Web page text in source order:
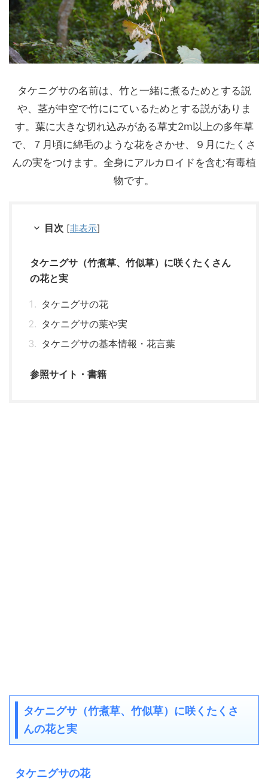
タケニグサの名前は、竹と一緒に煮るためとする説
や、茎が中空で竹ににているためとする説がありま
す。葉に大きな切れ込みがある草丈2m以上の多年草
で、７月頃に綿毛のような花をさかせ、９月にたくさ
んの実をつけます。全身にアルカロイドを含む有毒植
物です。
目次 [非表示]
タケニグサ（竹煮草、竹似草）に咲くたくさん
の花と実
タケニグサの花
タケニグサの葉や実
タケニグサの基本情報・花言葉
参照サイト・書籍
タケニグサ（竹煮草、竹似草）に咲くたくさ
んの花と実
タケニグサの花